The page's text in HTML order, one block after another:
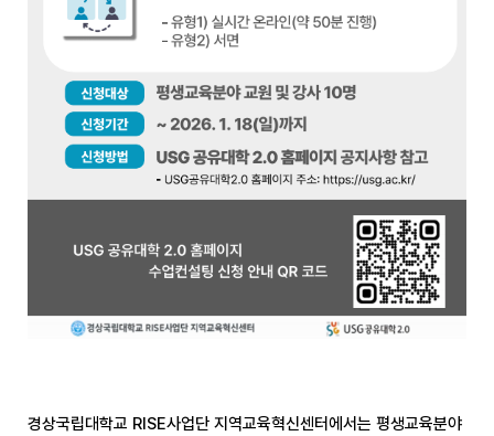
경상국립대학교 RISE사업단 지역교육혁신센터에서는 평생교육분야